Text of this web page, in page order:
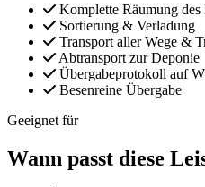
Komplette Räumung
Sortierung & Verladung
Transport aller Wege &
Abtransport zur Deponie
Übergabeprotokoll auf
Besenreine Übergabe
Geeignet für
Wann passt diese